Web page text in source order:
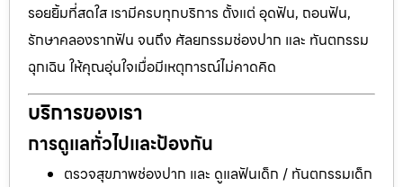
รอยยิ้มที่สดใส เรามีครบทุกบริการ ตั้งแต่ อุดฟัน, ถอนฟัน,
รักษาคลองรากฟัน จนถึง ศัลยกรรมช่องปาก และ ทันตกรรม
ฉุกเฉิน ให้คุณอุ่นใจเมื่อมีเหตุการณ์ไม่คาดคิด
บริการของเรา
การดูแลทั่วไปและป้องกัน
ตรวจสุขภาพช่องปาก และ ดูแลฟันเด็ก / ทันตกรรมเด็ก